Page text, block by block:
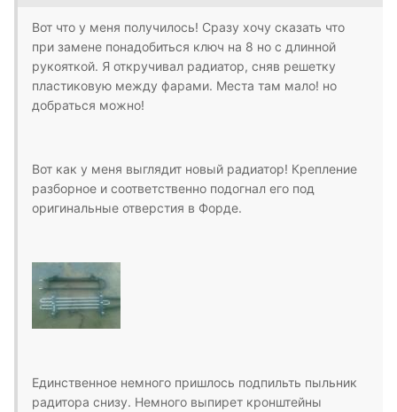
Вот что у меня получилось! Сразу хочу сказать что
при замене понадобиться ключ на 8 но с длинной
рукояткой. Я откручивал радиатор, сняв решетку
пластиковую между фарами. Места там мало! но
добраться можно!
Вот как у меня выглядит новый радиатор! Крепление
разборное и соответственно подогнал его под
оригинальные отверстия в Форде.
Единственное немного пришлось подпильть пыльник
радитора снизу. Немного выпирет кронштейны